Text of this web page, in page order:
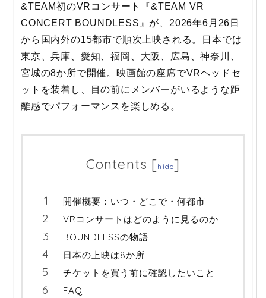
&TEAM初のVRコンサート『&TEAM VR
CONCERT BOUNDLESS』が、2026年6月26日
から国内外の15都市で順次上映される。日本では
東京、兵庫、愛知、福岡、大阪、広島、神奈川、
宮城の8か所で開催。映画館の座席でVRヘッドセ
ットを装着し、目の前にメンバーがいるような距
離感でパフォーマンスを楽しめる。
Contents [hide]
開催概要：いつ・どこで・何都市
VRコンサートはどのように見るのか
BOUNDLESSの物語
日本の上映は8か所
チケットを買う前に確認したいこと
FAQ